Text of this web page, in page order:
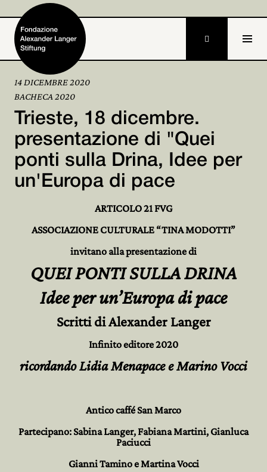
Home
Attività e progetti 
Alexander Langer

14 DICEMBRE 2020
BACHECA 2020
Trieste, 18 dicembre.
presentazione di "Quei
ponti sulla Drina, Idee per
un'Europa di pace
ARTICOLO 21 FVG
ASSOCIAZIONE CULTURALE “TINA MODOTTI”
invitano alla presentazione di
QUEI PONTI SULLA DRINA
Idee per un’Europa di pace
Scritti di Alexander Langer
Infinito editore 2020
ricordando Lidia Menapace e Marino Vocci
Antico caffé San Marco
Partecipano: Sabina Langer, Fabiana Martini, Gianluca
Paciucci
Gianni Tamino e Martina Vocci